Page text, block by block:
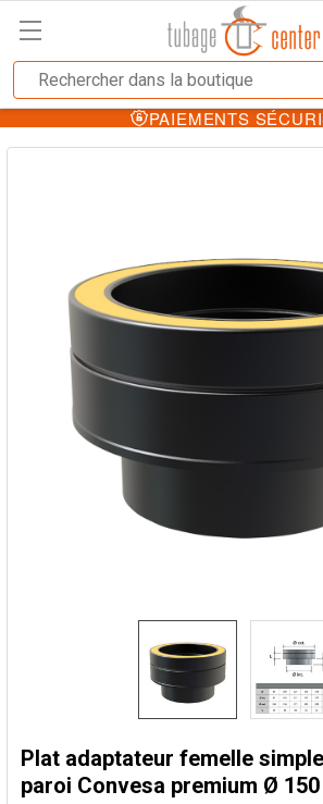
PAIEMENTS
Plat adaptateur femelle
paroi Convesa premium Ø